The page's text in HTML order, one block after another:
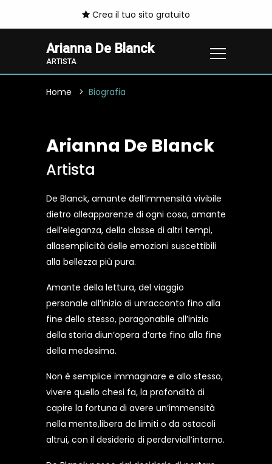
Crea il tuo sito gratuito
Arianna De Blanck
ARTISTA
Home Biografia
Arianna De Blanck
Artista
De Blanck, amante dell’immensità vivibile
dietro alleapparenze di ogni cosa, amante
dell’eleganza, della classe di altri tempi,
allasemplicità delle emozioni suscettibili
alla bellezza più pura.
Amante della lettura, del viaggio
personale all’inizio di unracconto fino alla
fine dello stesso, paragonabile all’inizio
della storia diun’opera d’arte fino alla fine
della medesima.
Non è semplice immaginare e allo stesso,
vivere quello chesi fa, la profondità di
capire la fortuna di avere un’immensità
nella mente,libera da limiti o da ostacoli
altrui, con il desiderio di perderviall’interno.